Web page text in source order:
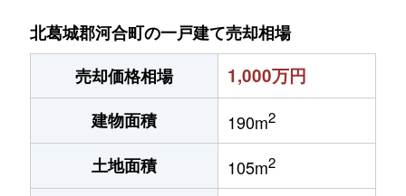
北葛城郡河合町の一戸建て売却相場
売却価格相場
1,000万円
建物面積 190m2
土地面積 105m2